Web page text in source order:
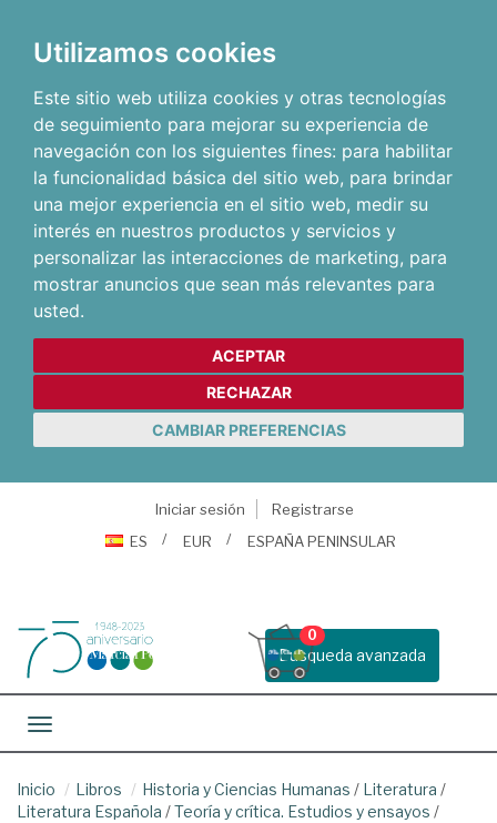
Utilizamos cookies
Este sitio web utiliza cookies y otras tecnologías
de seguimiento para mejorar su experiencia de
navegación con los siguientes fines: para habilitar
la funcionalidad básica del sitio web, para brindar
una mejor experiencia en el sitio web, medir su
interés en nuestros productos y servicios y
personalizar las interacciones de marketing, para
mostrar anuncios que sean más relevantes para
usted.
ACEPTAR
RECHAZAR
CAMBIAR PREFERENCIAS
Iniciar sesión
Registrarse
ES
EUR ESPAÑA PENINSULAR
Busqueda avanzada
0
Toggle navigation
Inicio Libros Historia y Ciencias Humanas / Literatura /
Literatura Española /Teoría y crítica. Estudios y ensayos /